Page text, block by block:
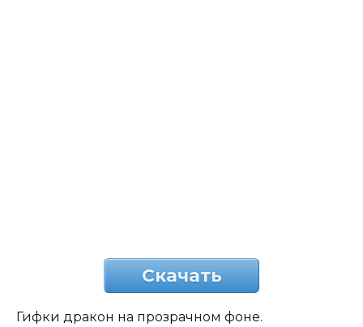
Скачать
Гифки дракон на прозрачном фоне.